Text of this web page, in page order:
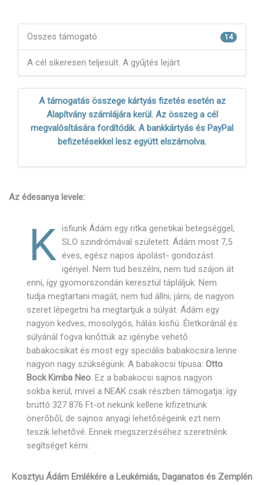
Összes támogató 14
A cél sikeresen teljesült. A gyűjtés lejárt.
A támogatás összege kártyás fizetés esetén az
Alapítvány számlájára kerül. Az összeg a cél
megvalósítására fordítódik. A bankkártyás és PayPal
befizetésekkel lesz együtt elszámolva.
Az édesanya levele:
K isfiunk Ádám egy ritka genetikai betegséggel,
SLO szindrómával született. Ádám most 7,5
éves, egész napos ápolást- gondozást
igényel. Nem tud beszélni, nem tud szájon át
enni, így gyomorszondán keresztül tápláljuk. Nem
tudja megtartani magát, nem tud állni, járni, de nagyon
szeret lépegetni ha megtartjuk a súlyát. Ádám egy
nagyon kedves, mosolygós, hálás kisfiú. Életkoránál és
súlyánál fogva kinőttük az igénybe vehető
babakocsikat és most egy speciális babakocsira lenne
nagyon nagy szükségünk. A babakocsi típusa: Otto
Bock Kimba Neo. Ez a babakocsi sajnos nagyon
sokba kerül, mivel a NEAK csak részben támogatja: így
bruttó 327 876 Ft-ot nekünk kellene kifizetnünk
önerőből, de sajnos anyagi lehetőségeink ezt nem
teszik lehetővé. Ennek megszerzéséhez szeretnénk
segítséget kérni.
Kosztyu Ádám Emlékére a Leukémiás, Daganatos és Zemplén